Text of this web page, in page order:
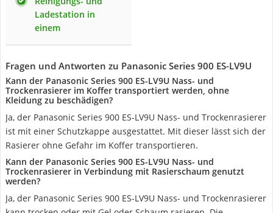
Ladestation in
einem
Fragen und Antworten zu Panasonic Series 900 ES-LV9U
Kann der Panasonic Series 900 ES-LV9U Nass- und
Trockenrasierer im Koffer transportiert werden, ohne
Kleidung zu beschädigen?
Ja, der Panasonic Series 900 ES-LV9U Nass- und Trockenrasierer
ist mit einer Schutzkappe ausgestattet. Mit dieser lässt sich der
Rasierer ohne Gefahr im Koffer transportieren.
Kann der Panasonic Series 900 ES-LV9U Nass- und
Trockenrasierer in Verbindung mit Rasierschaum genutzt
werden?
Ja, der Panasonic Series 900 ES-LV9U Nass- und Trockenrasierer